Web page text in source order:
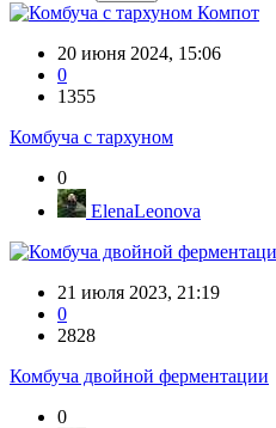
Компот
20 июня 2024, 15:06
0
1355
Комбуча с тархуном
0
ElenaLeonova
21 июля 2023, 21:19
0
2828
Комбуча двойной ферментации
0